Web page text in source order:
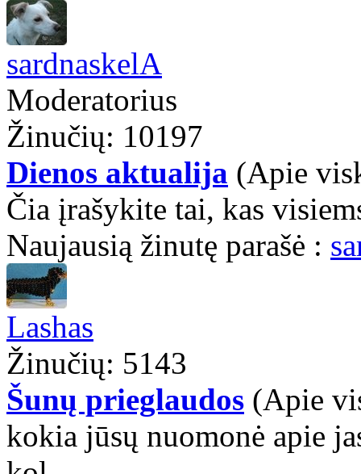
sardnaskelA
Moderatorius
Žinučių: 10197
Dienos aktualija (Apie
Čia įrašykite tai, kas
Naujausią žinutę parašė :
Lashas
Žinučių: 5143
Šunų prieglaudos (Apie
kokia jūsų nuomonė apie